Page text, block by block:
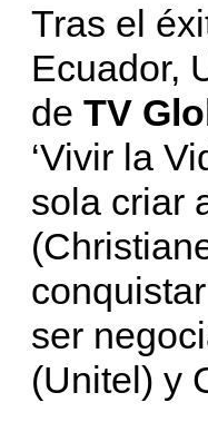
Tras el
Ecuador,
de TV
‘Vivir la
sola criar
ser
(Unitel) y